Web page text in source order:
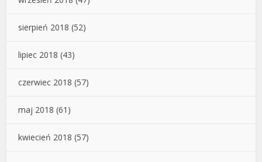
sierpień 2018 (52)
lipiec 2018 (43)
czerwiec 2018 (57)
maj 2018 (61)
kwiecień 2018 (57)